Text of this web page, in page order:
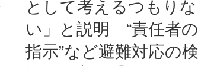
として考えるつもりな
い」と説明 “責任者の
指示”など避難対応の検